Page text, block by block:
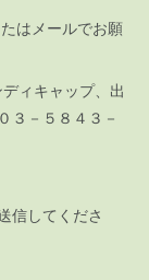
はメールでお願
ィキャップ、出
－５８４３－
信してくださ